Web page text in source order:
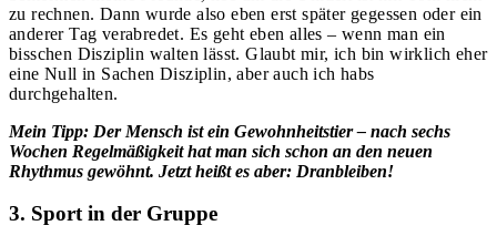
zu rechnen. Dann wurde also eben erst später gegessen oder ein
anderer Tag verabredet. Es geht eben alles – wenn man ein
bisschen Disziplin walten lässt. Glaubt mir, ich bin wirklich eher
eine Null in Sachen Disziplin, aber auch ich habs
durchgehalten.
Mein Tipp: Der Mensch ist ein Gewohnheitstier – nach sechs
Wochen Regelmäßigkeit hat man sich schon an den neuen
Rhythmus gewöhnt. Jetzt heißt es aber: Dranbleiben!
3. Sport in der Gruppe